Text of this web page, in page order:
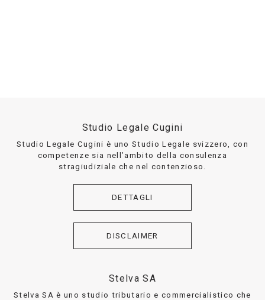
Studio Legale Cugini
Studio Legale Cugini è uno Studio Legale svizzero, con
competenze sia nell’ambito della consulenza
stragiudiziale che nel contenzioso.
DETTAGLI
DISCLAIMER
Stelva SA
Stelva SA è uno studio tributario e commercialistico che